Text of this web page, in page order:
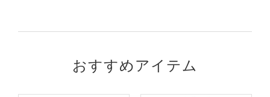
おすすめアイテム